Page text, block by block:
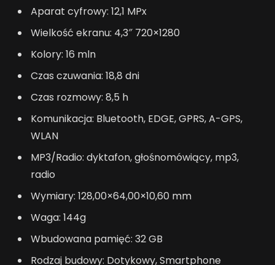
Aparat cyfrowy: 12,1 MPx
Wielkość ekranu: 4,3″ 720×1280
Kolory: 16 mln
Czas czuwania: 18,8 dni
Czas rozmowy: 8,5 h
Komunikacja: Bluetooth, EDGE, GPRS, A-GPS,
WLAN
MP3/Radio: dyktafon, głośnomówiący, mp3,
radio
Wymiary: 128,00×64,00×10,60 mm
Waga: 144g
Wbudowana pamięć: 32 GB
Rodzaj budowy: Dotykowy, Smartphone